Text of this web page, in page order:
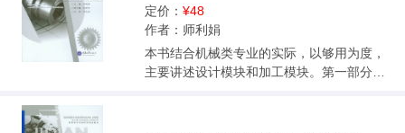
宽，起点较低，可作为全国高等职业技术学
院五年制、三年制机械、模具类相关专业教
材，供各类高职院校、高级技校相关专业使
用，也可作为相关技术人员的参考资料。
定价： ¥48
作者：师利娟
本书结合机械类专业的实际，以够用为度，
主要讲述设计模块和加工模块。第一部分为